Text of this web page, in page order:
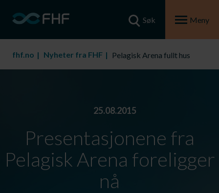
Søk Meny
fhf.no Nyheter fra FHF Pelagisk Arena fullt hus
25.08.2015
Presentasjonene fra
Pelagisk Arena foreligger
nå